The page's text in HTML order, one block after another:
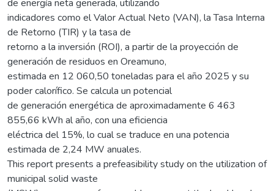
de energía neta generada, utilizando
indicadores como el Valor Actual Neto (VAN), la Tasa Interna
de Retorno (TIR) y la tasa de
retorno a la inversión (ROI), a partir de la proyección de
generación de residuos en Oreamuno,
estimada en 12 060,50 toneladas para el año 2025 y su
poder calorífico. Se calcula un potencial
de generación energética de aproximadamente 6 463
855,66 kWh al año, con una eficiencia
eléctrica del 15%, lo cual se traduce en una potencia
estimada de 2,24 MW anuales.
This report presents a prefeasibility study on the utilization of
municipal solid waste